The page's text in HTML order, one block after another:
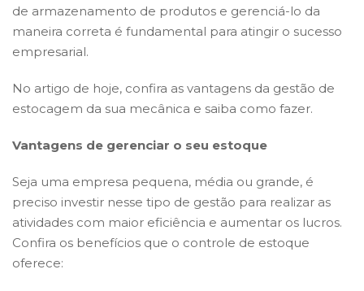
de armazenamento de produtos e gerenciá-lo da
maneira correta é fundamental para atingir o sucesso
empresarial.
No artigo de hoje, confira as vantagens da gestão de
estocagem da sua mecânica e saiba como fazer.
Vantagens de gerenciar o seu estoque
Seja uma empresa pequena, média ou grande, é
preciso investir nesse tipo de gestão para realizar as
atividades com maior eficiência e aumentar os lucros.
Confira os benefícios que o controle de estoque
oferece: